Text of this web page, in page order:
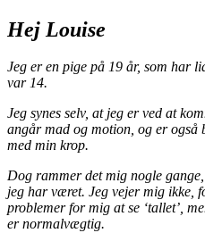
Hej Louise
Jeg er en pige på 19 år, som har
var 14.
Jeg synes selv, at jeg er ved at
angår mad og motion, og er også
med min krop.
Dog rammer det mig nogle
jeg har været. Jeg vejer mig ikke,
problemer for mig at se ‘tallet’,
er normalvægtig.